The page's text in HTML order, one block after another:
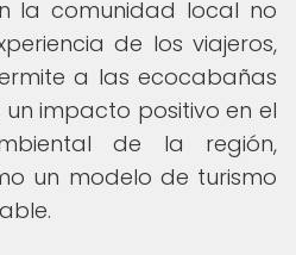
la comunidad local no
de los viajeros,
a las ecocabañas
impacto positivo en el
de la región,
un modelo de turismo